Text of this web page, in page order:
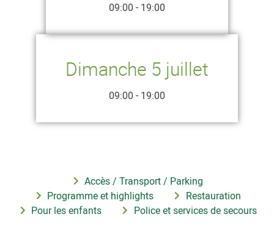
09:00 - 19:00
Dimanche 5 juillet
09:00 - 19:00
Accès / Transport / Parking
Programme et highlights
Restauration
Pour les enfants
Police et services de secours